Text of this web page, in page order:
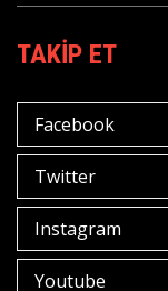
TAKIP ET
Facebook
Twitter
Instagram
Youtube